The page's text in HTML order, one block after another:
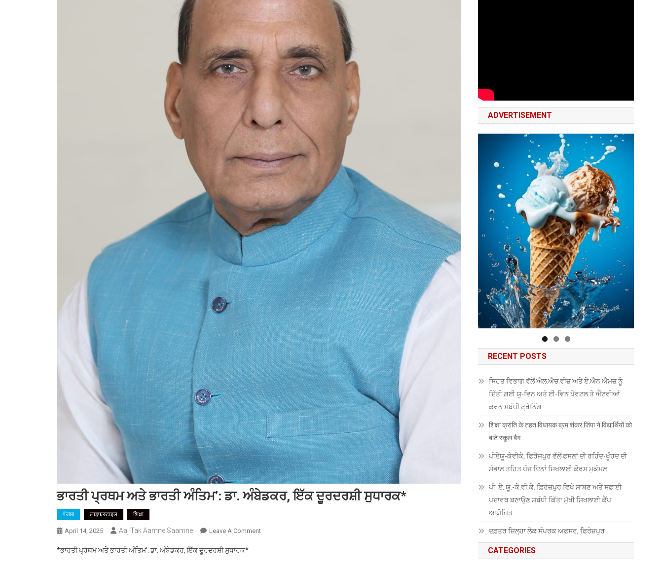
ਭਾਰਤੀ ਪ੍ਰਥਮ ਅਤੇ ਭਾਰਤੀ ਅੰਤਿਮ’: ਡਾ. ਅੰਬੇਡਕਰ, ਇੱਕ ਦੂਰਦਰਸ਼ੀ ਸੁਧਾਰਕ*
पंजाब लाइफस्टाइल शिक्षा
April 14, 2025 Aaj Tak Aamne Saamne Leave A CommentOn
*ਭਾਰਤੀ ਪ੍ਰਥਮ ਅਤੇ ਭਾਰਤੀ ਅੰਤਿਮ’: ਡਾ. ਅੰਬੇਡਕਰ, ਇੱਕ ਦੂਰਦਰਸ਼ੀ ਸੁਧਾਰਕ*
ADVERTISEMENT
RECENT POSTS
ਸਿਹਤ ਵਿਭਾਗ ਵੱਲੋਂ ਐਲ.ਐਚ.ਵੀਜ਼ ਅਤੇ ਏ.ਐਨ.ਐਮਜ਼ ਨੂੰ
ਦਿੱਤੀ ਗਈ ਯੂ-ਵਿਨ ਅਤੇ ਈ-ਵਿਨ ਪੋਰਟਲ ਤੇ ਐਂਟਰੀਆਂ
ਕਰਨ ਸਬੰਧੀ ਟ੍ਰੇਨਿੰਗ
शिक्षा क्रांति के तहत विधायक ब्रम शंकर जिंपा ने विद्यार्थियों को
बांटे स्कूल बैग
ਪੀਏਯੂੑ-ਕੇਵੀਕੇ, ਫਿਰੋਜ਼ਪੁਰ ਵੱਲੋਂ ਫਸਲਾਂ ਦੀ ਰਹਿੰਦ-ਖੂੰਹਦ ਦੀ
ਸੰਭਾਲ ਤਹਿਤ ਪੰਜ ਦਿਨਾਂ ਸਿਖਲਾਈ ਕੋਰਸ ਮੁਕੰਮਲ
ਪੀ. ਏ. ਯੂ.-ਕੇ.ਵੀ.ਕੇ. ਫ਼ਿਰੋਜ਼ਪੁਰ ਵਿਖੇ ਸਾਬਣ ਅਤੇ ਸਫ਼ਾਈ
ਪਦਾਰਥ ਬਣਾਉਣ ਸਬੰਧੀ ਕਿੱਤਾ ਮੁੱਖੀ ਸਿਖਲਾਈ ਕੈਂਪ
ਆਯੋਜਿਤ
ਦਫ਼ਤਰ ਜ਼ਿਲ੍ਹਾ ਲੋਕ ਸੰਪਰਕ ਅਫ਼ਸਰ, ਫ਼ਿਰੋਜ਼ਪੁਰ
CATEGORIES